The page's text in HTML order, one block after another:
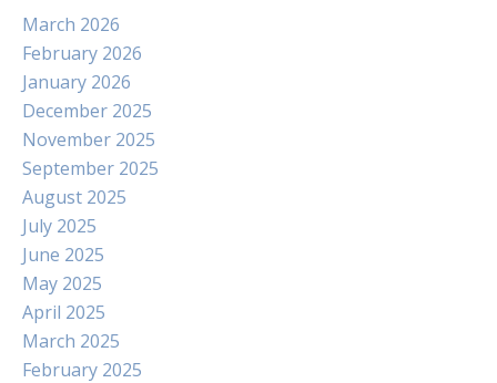
March 2026
February 2026
January 2026
December 2025
November 2025
September 2025
August 2025
July 2025
June 2025
May 2025
April 2025
March 2025
February 2025